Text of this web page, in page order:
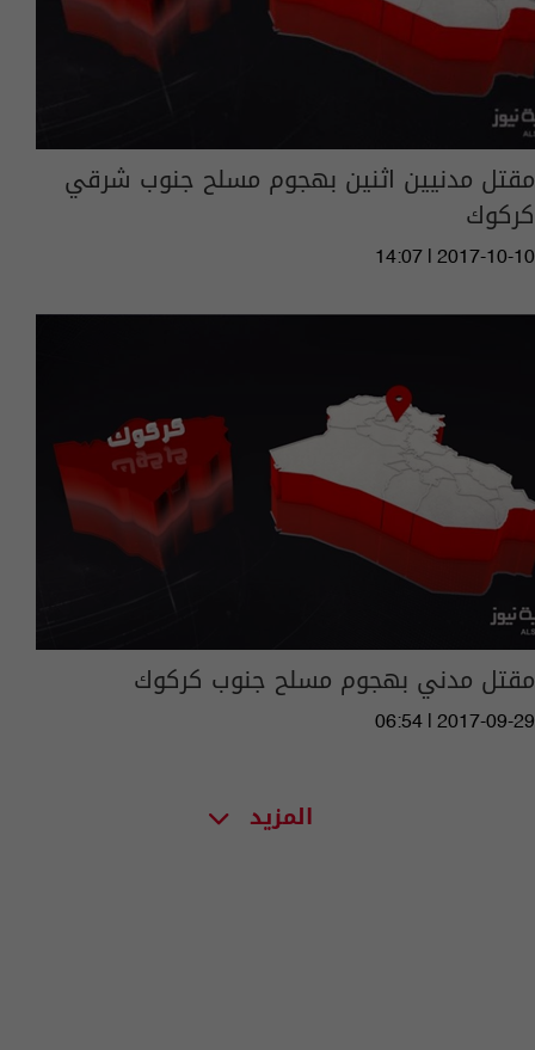
مقتل مدنيين اثنين بهجوم مسلح جنوب شرقي
كركوك
14:07 | 2017-10-10
مقتل مدني بهجوم مسلح جنوب كركوك
06:54 | 2017-09-29
المزيد